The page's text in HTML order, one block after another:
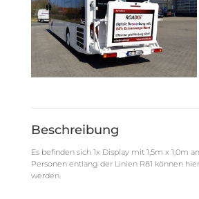
Beschreibung
Es befinden sich 1x Display mit 1,5m x 1,0m
Personen entlang der Linien R81 können
werden.